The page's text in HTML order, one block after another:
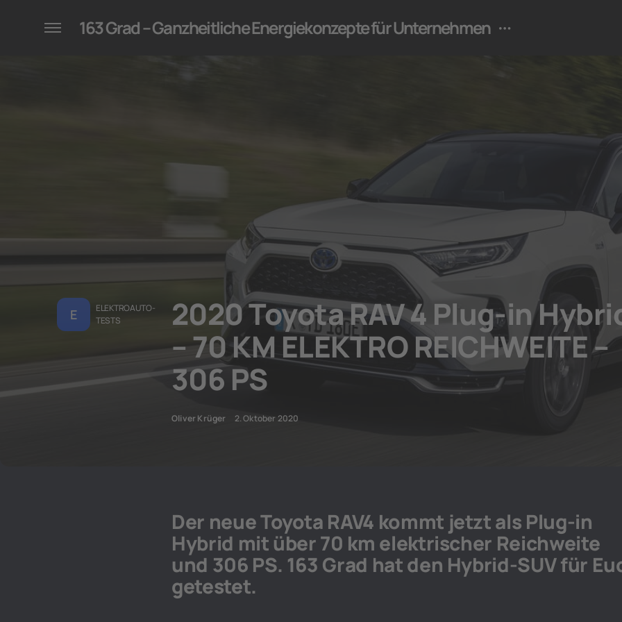
für Unternehmen
163 Grad – Ganzheitliche Energiekonzepte für Unternehmen
E
ELEKTROAUTO-
TESTS
2020 Toyota RAV 4 Plug-in
– 70 KM ELEKTRO REICHWEITE –
306 PS
Oliver Krüger 2. Oktober 2020
Der neue Toyota RAV4 kommt jetzt als Plug-in
Hybrid mit über 70 km elektrischer Reichweite
und 306 PS. 163 Grad hat den Hybrid-SUV für
getestet.